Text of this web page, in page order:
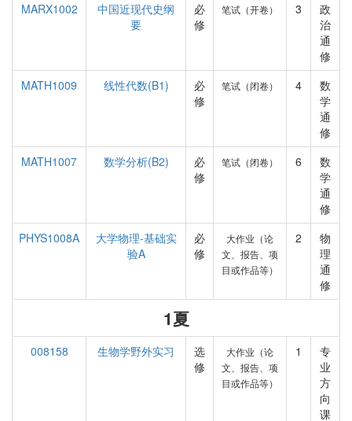
MARX1002
中国近现代史纲
要
必
修
笔试（开卷） 3
政
治
通
修
MATH1009
线性代数(B1)
必
修
笔试（闭卷） 4
数
学
通
修
MATH1007
数学分析(B2)
必
修
笔试（闭卷） 6
数
学
通
修
PHYS1008A
大学物理-基础实
验A
必
修
大作业（论
文、报告、项
目或作品等）
2
物
理
通
修
1夏
008158 生物学野外实习
选
修
大作业（论
文、报告、项
目或作品等）
1
专
业
方
向
课